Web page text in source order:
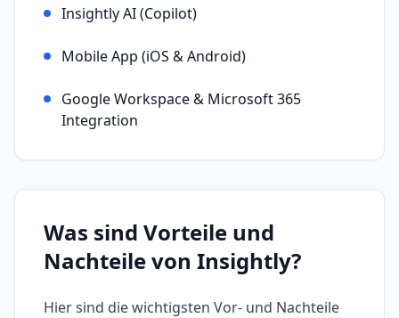
Insightly AI (Copilot)
Mobile App (iOS & Android)
Google Workspace & Microsoft 365
Integration
Was sind Vorteile und
Nachteile von Insightly?
Hier sind die wichtigsten Vor- und Nachteile